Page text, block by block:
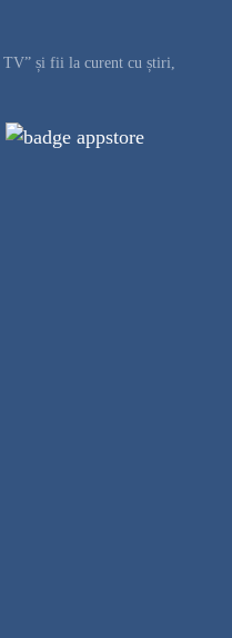
TV” și fii la curent cu știri,